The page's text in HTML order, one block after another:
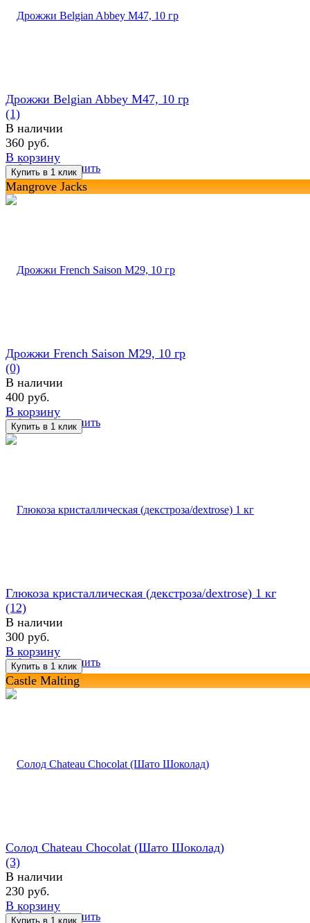
избранное сравнить
Дрожжи Belgian Abbey M47, 10 гр
(1)
В наличии
360 руб.
В корзину
Mangrove Jacks
избранное сравнить
Дрожжи French Saison M29, 10 гр
(0)
В наличии
400 руб.
В корзину
избранное сравнить
Глюкоза кристаллическая (декстроза/dextrose) 1 кг
(12)
В наличии
300 руб.
В корзину
Castle Malting
избранное сравнить
Солод Chateau Chocolat (Шато Шоколад)
(3)
В наличии
230 руб.
В корзину